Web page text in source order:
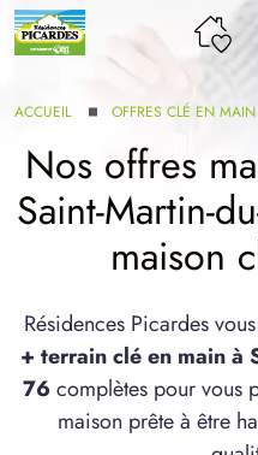
GAMME
SERVICE BDL EXTENSION
ACCUEIL OFFRES CLÉ EN MAIN
Nos offres
Saint-Martin-
maison
Résidences Picardes
+ terrain clé en main à
76complètes pour vous
maison prête à être